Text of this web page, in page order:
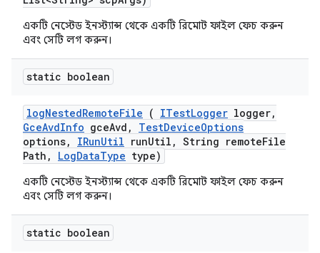
একটি নেস্টেড ইনস্ট্যান্স থেকে একটি রিমোট ফাইল ফেচ করুন
এবং সেটি লগ করুন।
static boolean
logNestedRemoteFile ( ITestLogger logger,
GceAvdInfo gceAvd , TestDeviceOptions
options, IRunUtil runUtil , String remoteFile
Path , LogDataType type)
একটি নেস্টেড ইনস্ট্যান্স থেকে একটি রিমোট ফাইল ফেচ করুন
এবং সেটি লগ করুন।
static boolean